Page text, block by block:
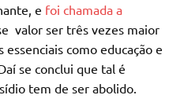
e foi chamada a
valor ser três vezes maior
como educação e
se conclui que tal é
tem de ser abolido.